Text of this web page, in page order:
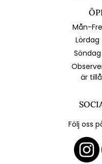
Mån-Fre
Lördag
Söndag
är
Följ oss